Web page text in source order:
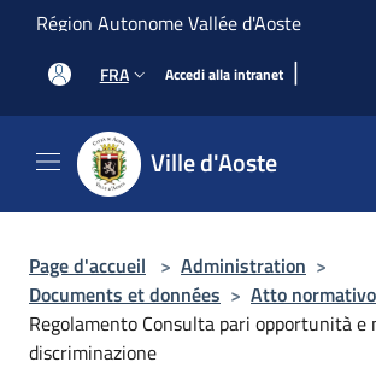
Salta al contenuto principale
Région Autonome Vallée d'Aoste
FRA Accedi alla intranet |
Ville d'Aoste
Page d'accueil > Administration >
Documents et données > Atto normativo
Regolamento Consulta pari opportunità e
discriminazione